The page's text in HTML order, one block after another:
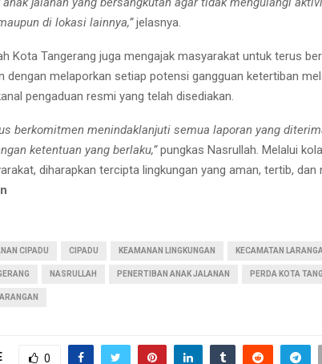
di lokasi lainnya,”jelasnya.
Kota Tangerang juga mengajak masyarakat untuk terus
dengan melaporkan setiap potensi gangguan ketertiban
pengaduan resmi yang telah disediakan.
berkomitmen menindaklanjuti semua laporan yang
ketentuan yang berlaku,”pungkas Nasrullah. Melalui
diharapkan tercipta lingkungan yang aman, tertib, dan
CIPADU CIPADU KEAMANAN LINGKUNGAN KECAMATAN
NASRULLAH PENERTIBAN ANAK JALANAN PERDA KOTA
0